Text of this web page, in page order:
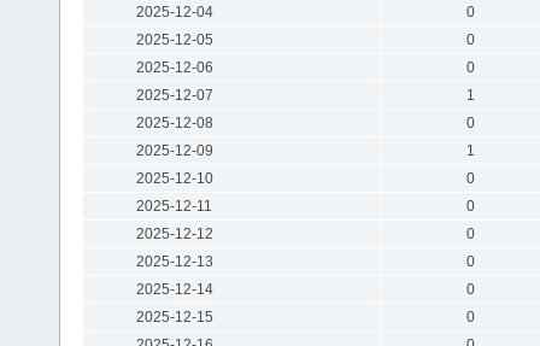
2025-12-04
0
2025-12-05
0
2025-12-06
0
2025-12-07
1
2025-12-08
0
2025-12-09
1
2025-12-10
0
2025-12-11
0
2025-12-12
0
2025-12-13
0
2025-12-14
0
2025-12-15
0